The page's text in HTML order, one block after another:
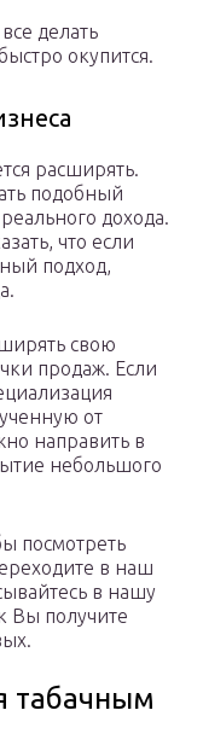
делать
окупится.
расширять.
подобный
дохода.
что если
подход,
свою
продаж. Если
от
направить в
небольшого
посмотреть
в наш
в нашу
Вы получите
табачным